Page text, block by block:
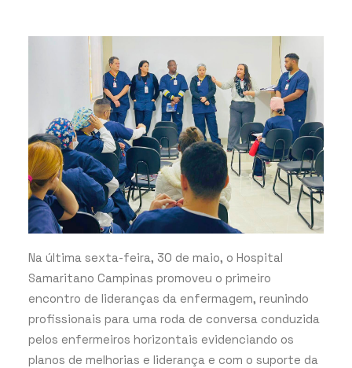
Na última sexta-feira, 30 de maio, o Hospital
Samaritano Campinas promoveu o primeiro
encontro de lideranças da enfermagem, reunindo
profissionais para uma roda de conversa conduzida
pelos enfermeiros horizontais evidenciando os
planos de melhorias e liderança e com o suporte da